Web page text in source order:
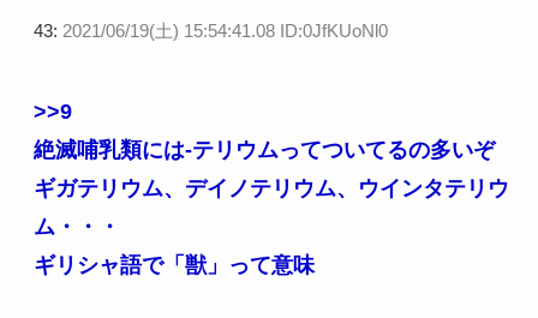
43: 2021/06/19(土) 15:54:41.08 ID:0JfKUoNl0
>>9
絶滅哺乳類には-テリウムってついてるの多いぞ
ギガテリウム、デイノテリウム、ウインタテリウ
ム・・・
ギリシャ語で「獣」って意味